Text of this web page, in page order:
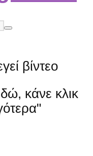
βίντεο
κάνε κλικ